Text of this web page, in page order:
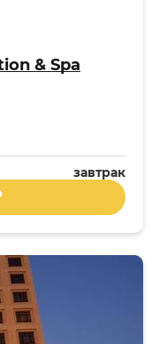
& Spa
завтрак